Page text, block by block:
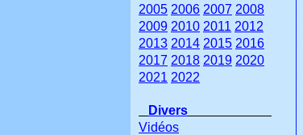
2005 2006 2007 2008
2009 2010 2011 2012
2013 2014 2015 2016
2017 2018 2019 2020
2021 2022
Divers
Vidéos